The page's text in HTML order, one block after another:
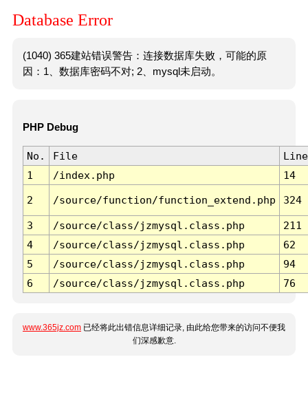
Database Error
(1040) 365建站错误警告：连接数据库失败，可能的原
因：1、数据库密码不对; 2、mysql未启动。
PHP Debug
No. File
Line
1
/index.php 14
2 /source/function/function_extend.php 324
3 /source/class/jzmysql.class.php
211
4
/source/class/jzmysql.class.php
62
5
/source/class/jzmysql.class.php
94
6
/source/class/jzmysql.class.php 76
www.365jz.com 已经将此出错信息详细记录, 由此给您带来的访问不便我
们深感歉意.